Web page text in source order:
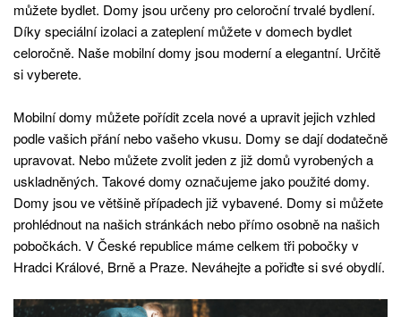
můžete bydlet. Domy jsou určeny pro celoroční trvalé bydlení.
Díky speciální izolaci a zateplení můžete v domech bydlet
celoročně. Naše mobilní domy jsou moderní a elegantní. Určitě
si vyberete.
Mobilní domy můžete pořídit zcela nové a upravit jejich vzhled
podle vašich přání nebo vašeho vkusu. Domy se dají dodatečně
upravovat. Nebo můžete zvolit jeden z již domů vyrobených a
uskladněných. Takové domy označujeme jako použité domy.
Domy jsou ve většině případech již vybavené. Domy si můžete
prohlédnout na našich stránkách nebo přímo osobně na našich
pobočkách. V České republice máme celkem tři pobočky v
Hradci Králové, Brně a Praze. Neváhejte a pořiďte si své obydlí.